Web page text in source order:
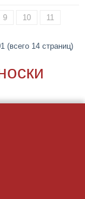
9 10
11
(всего 14 страниц)